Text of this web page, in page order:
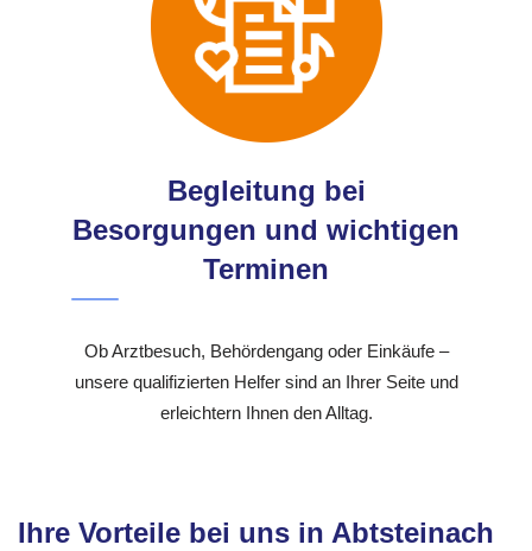
Begleitung bei
Besorgungen und wichtigen
Terminen
Ob Arztbesuch, Behördengang oder Einkäufe –
unsere qualifizierten Helfer sind an Ihrer Seite und
erleichtern Ihnen den Alltag.
Ihre Vorteile bei uns in Abtsteinach